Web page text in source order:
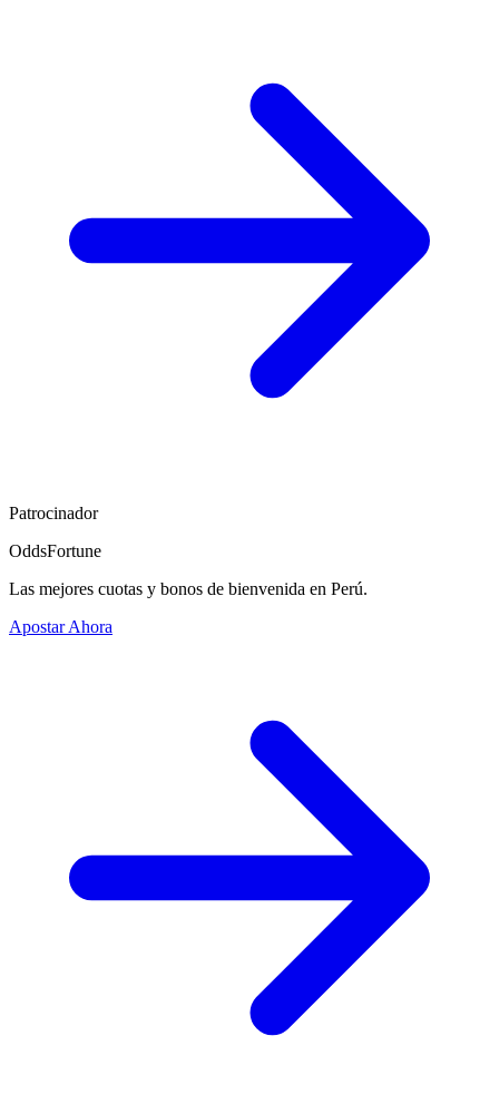
Patrocinador
OddsFortune
Las mejores cuotas y bonos de bienvenida en Perú.
Apostar Ahora